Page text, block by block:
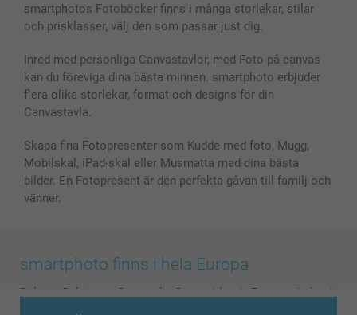
smartphotos Fotoböcker finns i många storlekar, stilar
och prisklasser, välj den som passar just dig.
Inred med personliga Canvastavlor, med Foto på canvas
kan du föreviga dina bästa minnen. smartphoto erbjuder
flera olika storlekar, format och designs för din
Canvastavla.
Skapa fina Fotopresenter som Kudde med foto, Mugg,
Mobilskal, iPad-skal eller Musmatta med dina bästa
bilder. En Fotopresent är den perfekta gåvan till familj och
vänner.
smartphoto finns i hela Europa
België Belgique Danmark Deutschland France
Ireland